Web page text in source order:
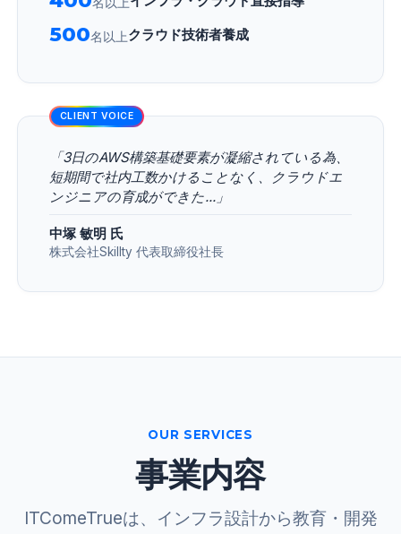
500名以上クラウド技術者養成
CLIENT VOICE
「3日のAWS構築基礎要素が凝縮されている為、
短期間で社内工数かけることなく、クラウドエ
ンジニアの育成ができた...」
中塚 敏明 氏
株式会社Skillty 代表取締役社長
OUR SERVICES
事業内容
ITComeTrueは、インフラ設計から教育・開発